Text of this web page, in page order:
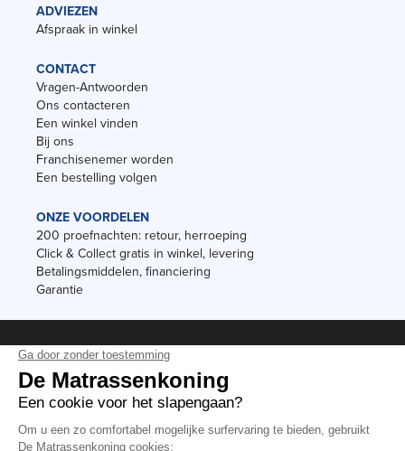
ADVIEZEN
Afspraak in winkel
CONTACT
Vragen-Antwoorden
Ons contacteren
Een winkel vinden
Bij ons
Franchisenemer worden
Een bestelling volgen
ONZE VOORDELEN
200 proefnachten: retour, herroeping
Click & Collect gratis in winkel, levering
Betalingsmiddelen, financiering
Garantie
Vermeldingen
Black Friday
Voorraadverkoop
Solden